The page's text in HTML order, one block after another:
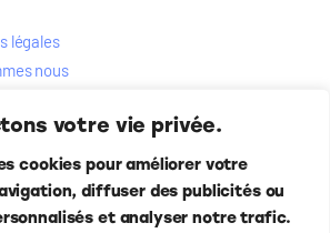
votre vie privée.
cookies pour améliorer votre
diffuser des publicités ou
et analyser notre trafic.
légales
nous